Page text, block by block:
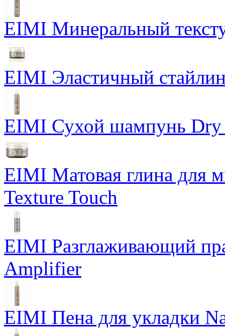
EIMI Минеральный
EIMI Эластичный
EIMI Сухой шампунь Dry
EIMI Матовая глина для
Texture Touch
EIMI Разглаживающий
Amplifier
EIMI Пена для укладки